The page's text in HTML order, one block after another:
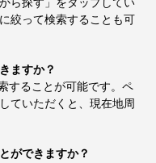
絞って検索することも可
ますか？
することが可能です。ペ
ていただくと、現在地周
ができますか？